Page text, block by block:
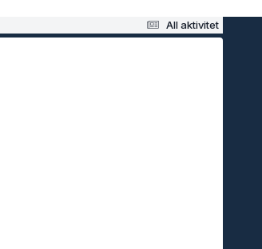
All aktivitet